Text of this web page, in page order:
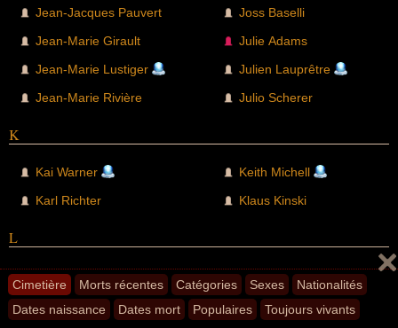
Cimetière Morts récentes Catégories Sexes
Nationalités
Dates naissance
Dates mort Populaires Toujours vivants
Jean-Jacques Pauvert
Jean-Marie Girault
Jean-Marie Lustiger
Jean-Marie Rivière
Joss Baselli
Julie Adams
Julien Lauprêtre
Julio Scherer
K
Kai Warner
Karl Richter
Keith Michell
Klaus Kinski
L
Leo Kirch
Léon Landini
Louise Hay
Lucette Sahuquet